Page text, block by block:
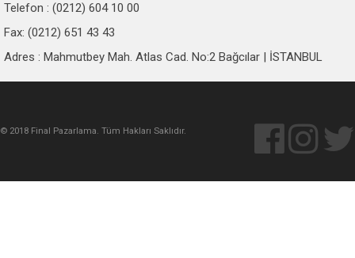
Telefon : (0212) 604 10 00
Fax: (0212) 651 43 43
Adres : Mahmutbey Mah. Atlas Cad. No:2 Bağcılar | İSTANBUL
© 2018 Final Pazarlama. Tüm Hakları Saklıdır.